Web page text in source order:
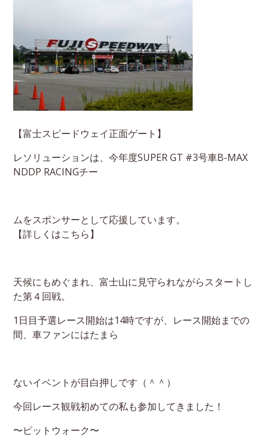
【富士スピードウェイ正面ゲート】
レソリューションは、今年度SUPER GT #3号車B-MAX
NDDP RACINGチー
ムをスポンサーとして応援しています。
【詳しくはこちら】
天候にもめぐまれ、富士山に見守られながらスタートし
た第４回戦。
1日目予選レース開始は14時ですが、レース開始までの
間、車ファンにはたまら
ないイベントが目白押しです（＾＾）
今回レース観戦初めての私も参加してきました！
〜ピットウォーク〜